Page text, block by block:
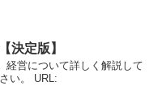
決定版】
経営について詳しく解説して
い。 URL: